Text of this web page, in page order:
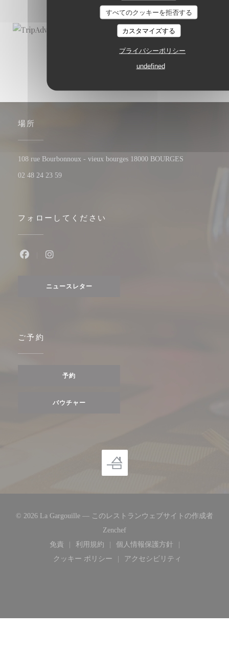
すべてのクッキーを拒否する
カスタマイズする
プライバシーポリシー
undefined
場所
108 rue Bourbonnoux - vieux bourges 18000 BOURGES
02 48 24 23 59
フォローしてください
ニュースレター
ご予約
予約
バウチャー
© 2026 La Gargouille — このレストランウェブサイトの作成者
Zenchef((新しいウィンドウで開きます))
免責
((新しいウィンドウで開きます))
利用規約
((新しいウィンドウで開きます))
個人情報保護方針
((新しいウィンドウで開
クッキー ポリシー
((新しいウィンドウで開きます))
アクセシビリティ